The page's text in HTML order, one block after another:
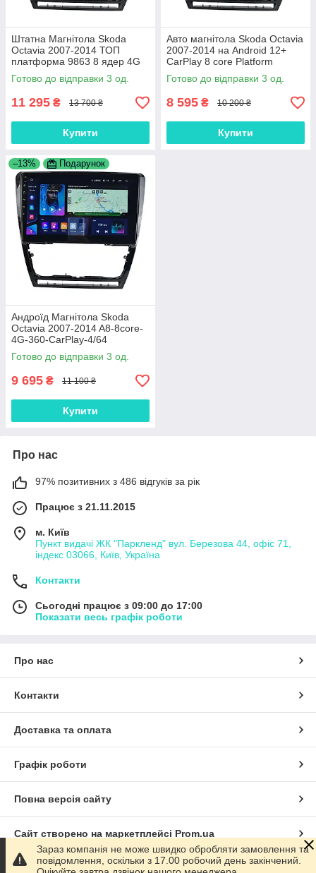
Штатна Магнітола Skoda
Octavia 2007-2014 ТОП
платформа 9863 8 ядер 4G
DSP
Готово до відправки 3 од.
11 295 ₴ 13 700 ₴
Купити
Авто магнітола Skoda Octavia
2007-2014 на Android 12+
CarPlay 8 core Platform
XyAuto
Готово до відправки 3 од.
8 595 ₴ 10 200 ₴
Купити
–13% Подарунок
Андроїд Магнітола Skoda
Octavia 2007-2014 A8-8core-
4G-360-CarPlay-4/64
Готово до відправки 3 од.
9 695 ₴ 11 100 ₴
Купити
Про нас
97% позитивних з 486 відгуків за рік
Працює з 21.11.2015
м. Київ
Пункт видачі ЖК "Паркленд" вул. Березова 44, офіс 71,
індекс 03066, Київ, Україна
Контакти
Сьогодні працює з 09:00 до 17:00
Показати весь графік роботи
Про нас
Контакти
Доставка та оплата
Графік роботи
Повна версія сайту
Сайт створено на маркетплейсі Prom.ua
Політика конфіденційності
Зараз компанія не може швидко обробляти замовлення та
повідомлення, оскільки з 17.00 робочий день закінчений.